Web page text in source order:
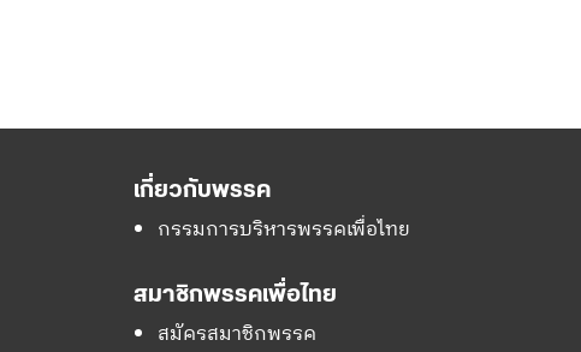
เกี่ยวกับพรรค
กรรมการบริหารพรรคเพื่อไทย
สมาชิกพรรคเพื่อไทย
สมัครสมาชิกพรรค